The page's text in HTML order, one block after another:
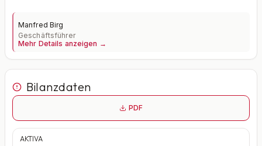
Manfred Birg
Geschäftsführer
Mehr Details anzeigen →
Bilanzdaten
PDF
AKTIVA